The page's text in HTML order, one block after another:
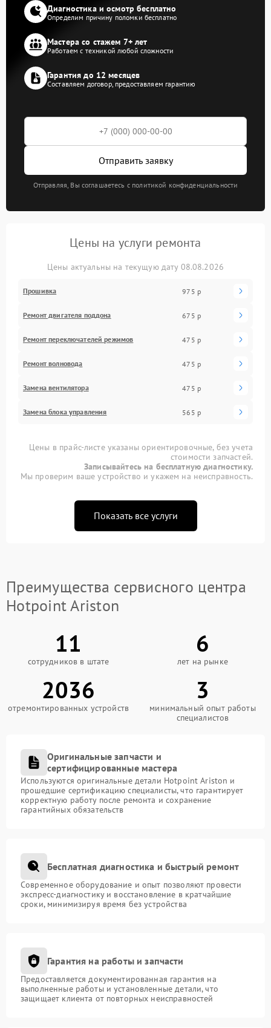
Диагностика и осмотр бесплатно
Определим причину поломки бесплатно
Мастера со стажем 7+ лет
Работаем с техникой любой сложности
Гарантия до 12 месяцев
Составляем договор, предоставляем гарантию
Отправить заявку
Отправляя, Вы соглашаетесь с политикой конфиденциальности
Цены на услуги ремонта
Цены актуальны на текущую дату 08.08.2026
Прошивка 975 р
Ремонт двигателя поддона 675 р
Ремонт переключателей режимов 475 р
Ремонт волновода 475 р
Замена вентилятора 475 р
Замена блока управления 565 р
Цены в прайс-листе указаны ориентировочные, без учета
стоимости запчастей.
Записывайтесь на бесплатную диагностику.
Мы проверим ваше устройство и укажем на неисправность.
Показать все услуги
Преимущества сервисного центра
Hotpoint Ariston
11
сотрудников в штате
6
лет на рынке
2036
отремонтированных устройств
3
минимальный опыт работы
специалистов
Оригинальные запчасти и
сертифицированные мастера
Используются оригинальные детали Hotpoint Ariston и
прошедшие сертификацию специалисты, что гарантирует
корректную работу после ремонта и сохранение
гарантийных обязательств
Бесплатная диагностика и быстрый ремонт
Современное оборудование и опыт позволяют провести
экспресс-диагностику и восстановление в кратчайшие
сроки, минимизируя время без устройства
Гарантия на работы и запчасти
Предоставляется документированная гарантия на
выполненные работы и установленные детали, что
защищает клиента от повторных неисправностей